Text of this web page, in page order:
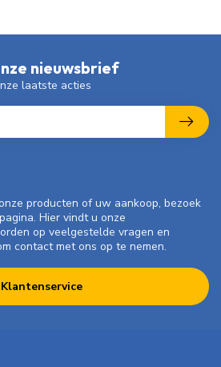
producten of uw aankoop, bezoek
Hier vindt u onze
op veelgestelde vragen en
contact met ons op te nemen.
Klantenservice
nieuwsbrief
laatste acties